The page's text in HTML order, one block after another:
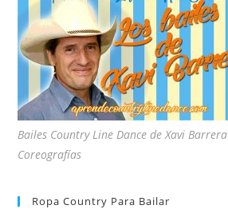
Bailes Country Line Dance de Xavi Barrera
Coreografías
Ropa Country Para Bailar